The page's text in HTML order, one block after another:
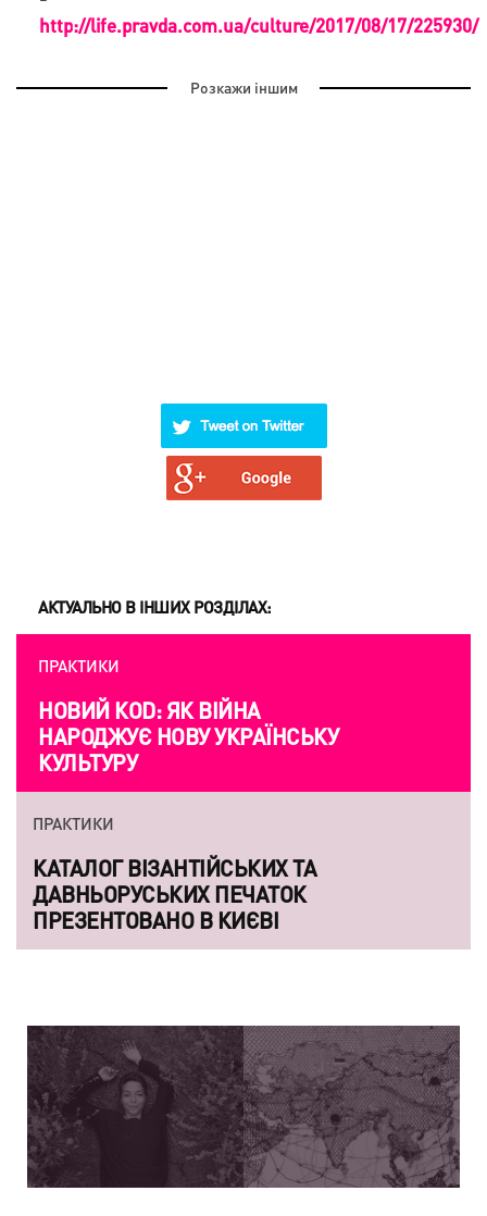
http://life.pravda.com.ua/culture/2017/08/17/225930/
Розкажи іншим
АКТУАЛЬНО В ІНШИХ РОЗДІЛАХ:
ПРАКТИКИ
НОВИЙ КОD: ЯК ВІЙНА
НАРОДЖУЄ НОВУ УКРАЇНСЬКУ
КУЛЬТУРУ
ПРАКТИКИ
КАТАЛОГ ВІЗАНТІЙСЬКИХ ТА
ДАВНЬОРУСЬКИХ ПЕЧАТОК
ПРЕЗЕНТОВАНО В КИЄВІ